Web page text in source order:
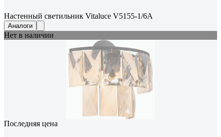
Настенный светильник Vitaluce V5155-1/6A
Аналоги
Нет в наличии
Последняя цена